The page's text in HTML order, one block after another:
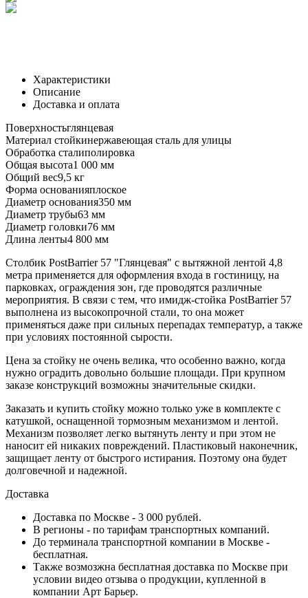
Характеристики
Описание
Доставка и оплата
Поверхностьглянцевая
Материал стойкинержавеющая сталь для улицы
Обработка сталиполировка
Общая высота1 000 мм
Общий вес9,5 кг
Форма основанияплоское
Диаметр основания350 мм
Диаметр трубы63 мм
Диаметр головки76 мм
Длина ленты4 800 мм
Столбик PostBarrier 57 "Глянцевая" с вытяжной лентой 4,8
метра применяется для оформления входа в гостиницу, на
парковках, ограждения зон, где проводятся различные
мероприятия. В связи с тем, что имидж-стойка PostBarrier 57
выполнена из высокопрочной стали, то она может
применяться даже при сильных перепадах температур, а также
при условиях постоянной сырости.
Цена за стойку не очень велика, что особенно важно, когда
нужно оградить довольно большие площади. При крупном
заказе конструкций возможны значительные скидки.
Заказать и купить стойку можно только уже в комплекте с
катушкой, оснащенной тормозным механизмом и лентой.
Механизм позволяет легко вытянуть ленту и при этом не
наносит ей никаких повреждений. Пластиковый наконечник,
защищает ленту от быстрого истирания. Поэтому она будет
долговечной и надежной.
Доставка
Доставка по Москве - 3 000 рублей.
В регионы - по тарифам транспортных компаний.
До терминала транспортной компании в Москве -
бесплатная.
Также возмозжна бесплатная доставка по Москве при
условии видео отзыва о продукции, купленной в
компании Арт Барьер.